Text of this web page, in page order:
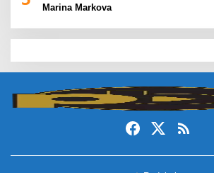
Marina Markova
slot demo
slot gacor
slot gacor hari ini
dewa138